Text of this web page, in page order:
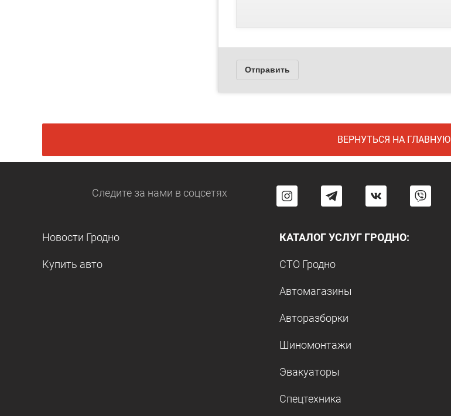
ВЕРНУТЬСЯ НА ГЛАВНУЮ
Следите за нами в соцсетях
Новости Гродно
Купить авто
КАТАЛОГ УСЛУГ ГРОДНО:
СТО Гродно
Автомагазины
Авторазборки
Шиномонтажи
Эвакуаторы
Спецтехника